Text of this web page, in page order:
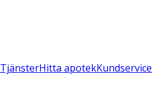
TjänsterHitta apotekKundservice